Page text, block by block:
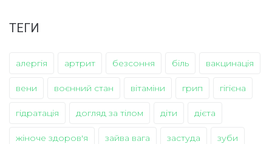
ТЕГИ
алергія артрит безсоння біль вакцинація
вени воєнний стан вітаміни грип гігієна
гідратація догляд за тілом діти дієта
жіноче здоров'я зайва вага застуда зуби